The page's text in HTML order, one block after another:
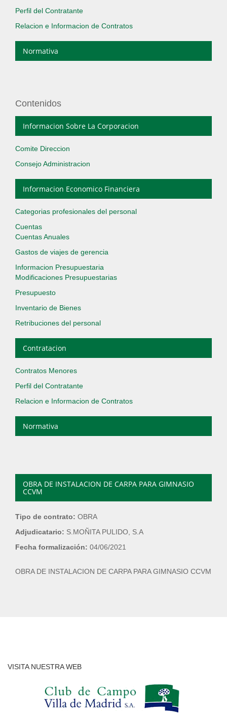
Perfil del Contratante
Relacion e Informacion de Contratos
Normativa
Contenidos
Informacion Sobre La Corporacion
Comite Direccion
Consejo Administracion
Informacion Economico Financiera
Categorias profesionales del personal
Cuentas
Cuentas Anuales
Gastos de viajes de gerencia
Informacion Presupuestaria
Modificaciones Presupuestarias
Presupuesto
Inventario de Bienes
Retribuciones del personal
Contratacion
Contratos Menores
Perfil del Contratante
Relacion e Informacion de Contratos
Normativa
OBRA DE INSTALACION DE CARPA PARA GIMNASIO
CCVM
Tipo de contrato: OBRA
Adjudicatario: S.MOÑITA PULIDO, S.A
Fecha formalización: 04/06/2021
OBRA DE INSTALACION DE CARPA PARA GIMNASIO CCVM
VISITA NUESTRA WEB